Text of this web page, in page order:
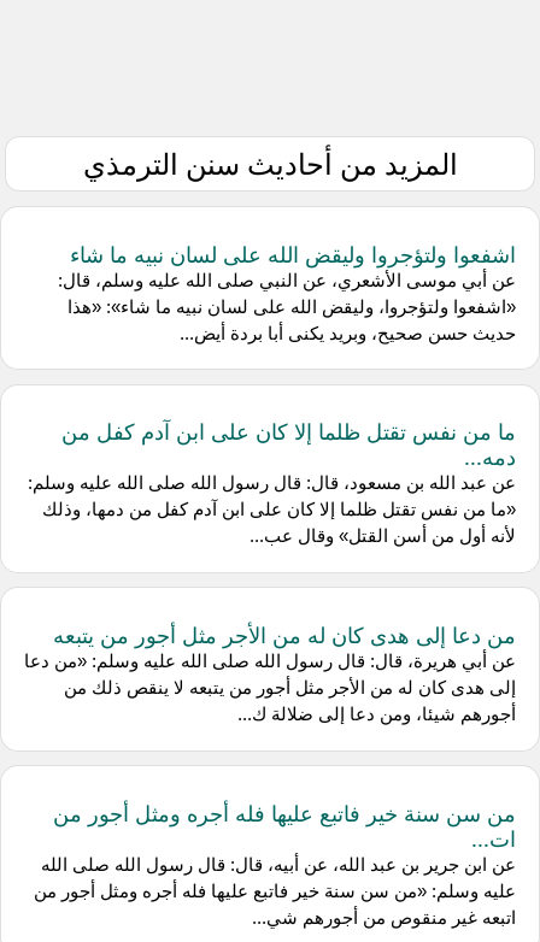
المزيد من أحاديث سنن الترمذي
اشفعوا ولتؤجروا وليقض الله على لسان نبيه ما شاء
عن أبي موسى الأشعري، عن النبي صلى الله عليه وسلم، قال:
«اشفعوا ولتؤجروا، وليقض الله على لسان نبيه ما شاء»: «هذا
حديث حسن صحيح، وبريد يكنى أبا بردة أيض...
ما من نفس تقتل ظلما إلا كان على ابن آدم كفل من
دمه...
عن عبد الله بن مسعود، قال: قال رسول الله صلى الله عليه وسلم:
«ما من نفس تقتل ظلما إلا كان على ابن آدم كفل من دمها، وذلك
لأنه أول من أسن القتل» وقال عب...
من دعا إلى هدى كان له من الأجر مثل أجور من يتبعه
عن أبي هريرة، قال: قال رسول الله صلى الله عليه وسلم: «من دعا
إلى هدى كان له من الأجر مثل أجور من يتبعه لا ينقص ذلك من
أجورهم شيئا، ومن دعا إلى ضلالة ك...
من سن سنة خير فاتبع عليها فله أجره ومثل أجور من
ات...
عن ابن جرير بن عبد الله، عن أبيه، قال: قال رسول الله صلى الله
عليه وسلم: «من سن سنة خير فاتبع عليها فله أجره ومثل أجور من
اتبعه غير منقوص من أجورهم شي...